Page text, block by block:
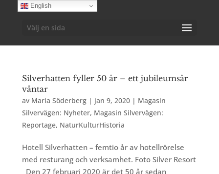
Välj en sida
Silverhatten fyller 50 år – ett jubileumsår
väntar
av Maria Söderberg| jan 9, 2020| Magasin
Silvervägen: Nyheter, Magasin Silvervägen:
Reportage, NaturKulturHistoria
Hotell Silverhatten – femtio år av hotellrörelse
med resturang och verksamhet. Foto Silver Resort
Den 27 februari 2020 är det 50 år sedan
English